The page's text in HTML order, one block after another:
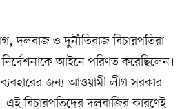
দলবাজ ও দুর্নীতিবাজ বিচারপতিরা
আইনে পরিণত করেছিলেন।
ব্যবহারের জন্য আওয়ামী লীগ সরকার
এই বিচারপতিদের দলবাজির কারণেই